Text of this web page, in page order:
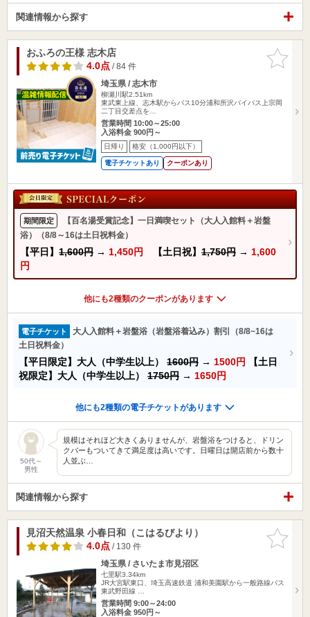
関連情報から探す
お気に入
りに追加
おふろの王様 志木店
4.0点/ 84 件
埼玉県 / 志木市
柳瀬川駅2.51km
東武東上線、志木駅からバス10分浦和所沢バイパス上宗岡
二丁目交差点を…
営業時間 10:00～25:00
入浴料金 900円～
日帰り 格安（1,000円以下）
電子チケットあり クーポンあり
期間限定
【百名湯受賞記念】一日満喫セット（大人入館料＋岩盤
浴）（8/8～16は土日祝料金）
【平日】 1,600円 → 1,450円 【土日祝】 1,750円 → 1,600
円
他にも2種類のクーポンがあります
電子チケット
大人入館料＋岩盤浴（岩盤浴着込み）割引（8/8~16は
土日祝料金）
【平日限定】大人（中学生以上） 1600円 → 1500円
【土日
祝限定】大人（中学生以上） 1750円 → 1650円
他にも2種類の電子チケットがあります
50代～
男性
規模はそれほど大きくありませんが、岩盤浴をつけると、ドリン
クバーもついてきて満足度は高いです。日曜日は開店前から数十
人並ぶ…
関連情報から探す
お気に入
りに追加
見沼天然温泉 小春日和（こはるびより）
4.0点/ 130 件
埼玉県 / さいたま市見沼区
七里駅3.34km
JR大宮駅東口、埼玉高速鉄道 浦和美園駅から一般路線バス
東武野田線 …
営業時間 9:00～24:00
入浴料金 950円～